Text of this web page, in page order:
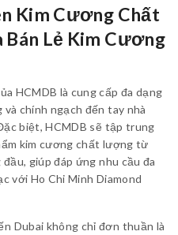
Kim Cương Chất
Lẻ Kim Cương
HCMDB là cung cấp đa dạng
chính ngạch đến tay nhà
biệt, HCMDB sẽ tập trung
kim cương chất lượng từ
giúp đáp ứng nhu cầu đa
với Ho Chi Minh Diamond
Dubai không chỉ đơn thuần là